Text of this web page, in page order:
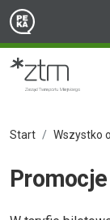
Start Wszystko